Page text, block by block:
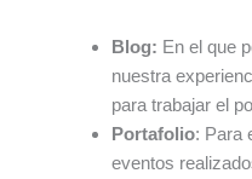
Blog: En el que
nuestra
para trabajar el
Portafolio: Para
eventos